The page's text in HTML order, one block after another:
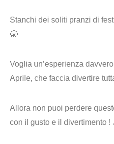
Stanchi dei soliti pranzi di
🥱
Voglia un’esperienza
Aprile, che faccia divertire
Allora non puoi perdere
con il gusto e il divertimento !